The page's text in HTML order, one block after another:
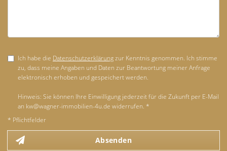
Ich habe die Datenschutzerklärungzur Kenntnis genommen. Ich stimme
zu, dass meine Angaben und Daten zur Beantwortung meiner Anfrage
elektronisch erhoben und gespeichert werden.
Hinweis: Sie können Ihre Einwilligung jederzeit für die Zukunft per E-Mail
an kw@wagner-immobilien-4u.de widerrufen. *
* Pflichtfelder
Absenden